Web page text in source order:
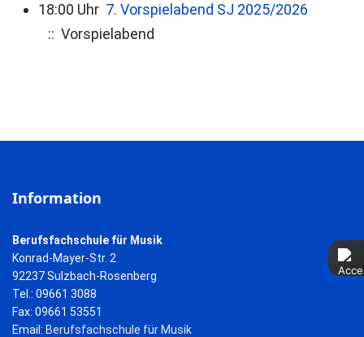
18:00 Uhr 7. Vorspielabend SJ 2025/2026
:: Vorspielabend
Information
Berufsfachschule für Musik
Konrad-Mayer-Str. 2
92237 Sulzbach-Rosenberg
Tel.: 09661 3088
Fax: 09661 53551
Email: Berufsfachschule für Musik